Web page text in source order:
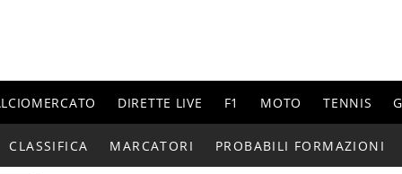
DIRETTE LIVE F1 MOTO TENNIS
CLASSIFICA MARCATORI PROBABILI FORMAZIONI